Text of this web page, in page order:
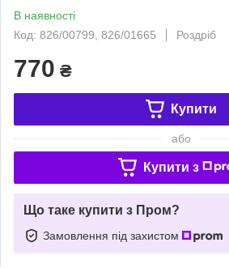
В наявності
Код: 826/00799, 826/01665
Роздріб
770 ₴
Купити
або
Купити з
Що таке купити з Пром?
Замовлення під захистом